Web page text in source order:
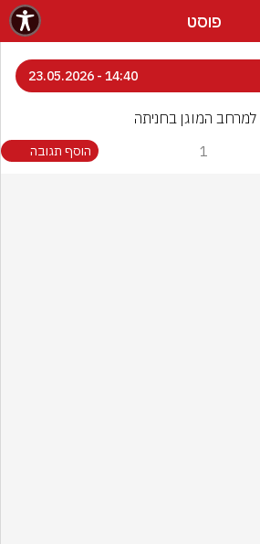
פוסט
14:40 - 23.05.2026
למרחב המוגן בחניתה
1 הוסף תגובה